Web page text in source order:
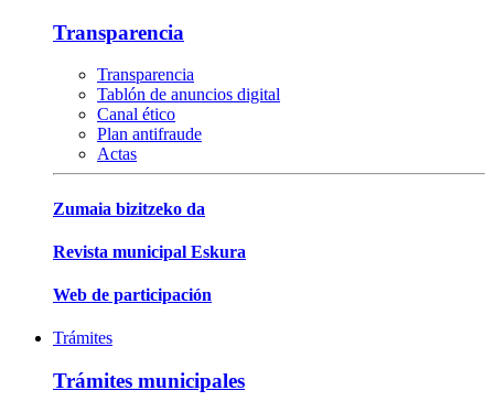
Transparencia
Transparencia
Tablón de anuncios digital
Canal ético
Plan antifraude
Actas
Zumaia bizitzeko da
Revista municipal Eskura
Web de participación
Trámites
Trámites municipales